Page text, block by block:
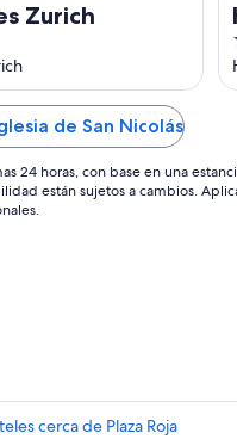
Zurich
de San Nicolás
24 horas, con base en una
están sujetos a cambios.
cerca de Plaza Roja